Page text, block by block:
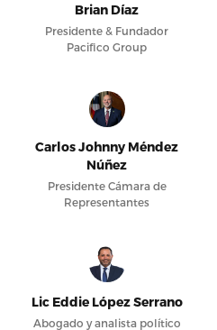
Brian Díaz
Presidente & Fundador
Pacifico Group
Carlos Johnny Méndez
Núñez
Presidente Cámara de
Representantes
Lic Eddie López Serrano
Abogado y analista político